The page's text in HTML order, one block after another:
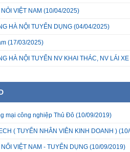
VIỆT NAM (10/04/2025)
HÀ NỘI TUYỂN DỤNG (04/04/2025)
(17/03/2025)
HÀ NỘI TUYỂN NV KHAI THÁC, NV LÁI
mại công nghiệp Thủ Đô (10/09/2019)
( TUYỂN NHÂN VIÊN KINH DOANH )
VIỆT NAM - TUYỂN DỤNG (10/09/2019)